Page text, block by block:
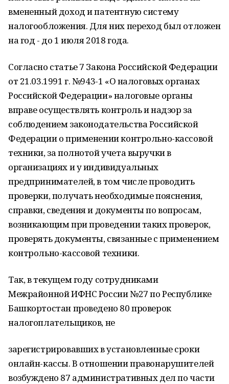
вмененный доход и патентную систему
налогообложения. Для них переход был отложен
на год - до 1 июля 2018 года.
Согласно статье 7 Закона Российской Федерации
от 21.03.1991 г. №943-1 «О налоговых органах
Российской Федерации» налоговые органы
вправе осуществлять контроль и надзор за
соблюдением законодательства Российской
Федерации о применении контрольно-кассовой
техники, за полнотой учета выручки в
организациях и у индивидуальных
предпринимателей, в том числе проводить
проверки, получать необходимые пояснения,
справки, сведения и документы по вопросам,
возникающим при проведении таких проверок,
проверять документы, связанные с применением
контрольно-кассовой техники.
Так, в текущем году сотрудниками
Межрайонной ИФНС России №27 по Республике
Башкортостан проведено 80 проверок
налогоплательщиков, не
зарегистрировавших в установленные сроки
онлайн-кассы. В отношении правонарушителей
возбуждено 87 административных дел по части